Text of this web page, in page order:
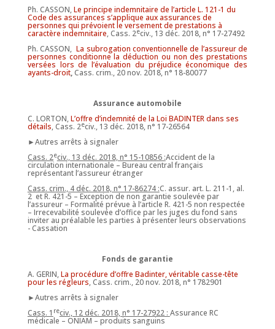
Ph. CASSON,Le principe indemnitaire de l’article L. 121-1 du
Code des assurances s’applique aux assurances de
personnes qui prévoient le versement de prestations à
caractère indemnitaire, Cass. 2eciv., 13 déc. 2018, n° 17-27492
Ph. CASSON,La subrogation conventionnelle de l’assureur de
personnes conditionne la déduction ou non des prestations
versées lors de l’évaluation du préjudice économique des
ayants-droit,Cass. crim., 20 nov. 2018, n° 18-80077
Assurance automobile
C. LORTON,L’offre d’indemnité de la Loi BADINTER dans ses
détails, Cass. 2eciv., 13 déc. 2018, n° 17-26564
►Autres arrêts à signaler
Cass. 2eciv., 13 déc. 2018, n° 15-10856 :Accident de la
circulation internationale – Bureau central français
représentant l’assureur étranger
Cass. crim., 4 déc. 2018, n° 17-86274 :C. assur. art. L. 211-1, al.
2 et R. 421-5 – Exception de non garantie soulevée par
l’assureur – Formalité prévue à l’article R. 421-5 non respectée
– Irrecevabilité soulevée d’office par les juges du fond sans
inviter au préalable les parties à présenter leurs observations
- Cassation
Fonds de garantie
A. GERIN,La procédure d’offre Badinter, véritable casse-tête
pour les régleurs, Cass. crim., 20 nov. 2018, n° 1782901
►Autres arrêts à signaler
Cass. 1 reciv., 12 déc. 2018, n° 17-27922 : Assurance RC
médicale – ONIAM – produits sanguins